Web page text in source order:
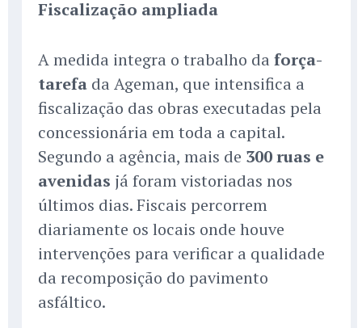
Fiscalização ampliada
A medida integra o trabalho da força-
tarefa da Ageman, que intensifica a
fiscalização das obras executadas pela
concessionária em toda a capital.
Segundo a agência, mais de 300 ruas e
avenidas já foram vistoriadas nos
últimos dias. Fiscais percorrem
diariamente os locais onde houve
intervenções para verificar a qualidade
da recomposição do pavimento
asfáltico.